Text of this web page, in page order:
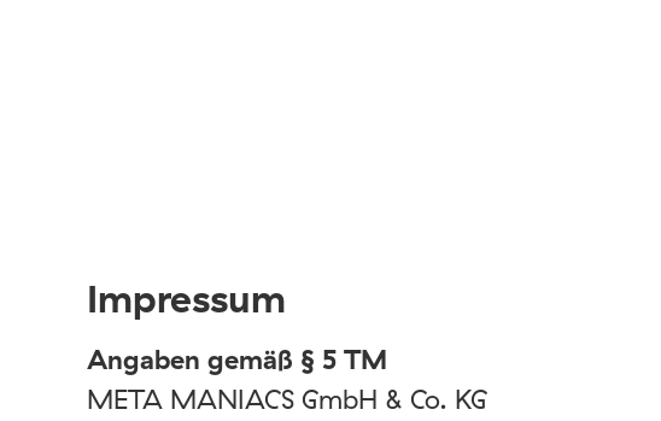
Impressum
Angaben gemäß § 5 TM
META MANIACS GmbH & Co. KG